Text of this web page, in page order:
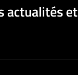
actualités et